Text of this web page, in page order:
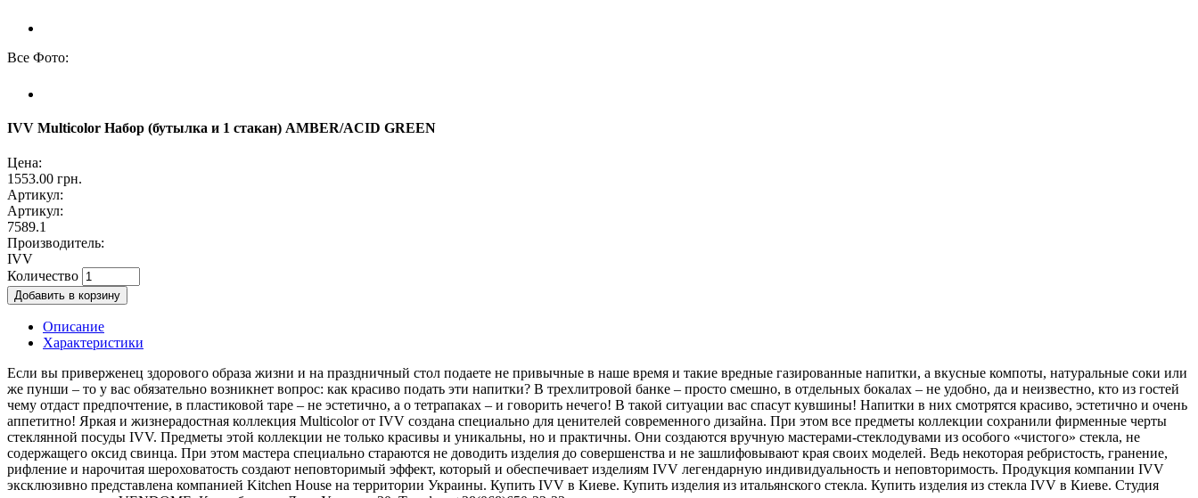
Все Фото:
IVV Multicolor Набор (бутылка и 1 стакан) AMBER/ACID GREEN
Цена:
1553.00 грн.
Артикул:
Артикул:
7589.1
Производитель:
IVV
Количество
Описание
Характеристики
Если вы приверженец здорового образа жизни и на праздничный стол подаете не привычные в наше время и такие вредные газированные напитки, а вкусные компоты, натуральные соки или
же пунши – то у вас обязательно возникнет вопрос: как красиво подать эти напитки? В трехлитровой банке – просто смешно, в отдельных бокалах – не удобно, да и неизвестно, кто из гостей
чему отдаст предпочтение, в пластиковой таре – не эстетично, а о тетрапаках – и говорить нечего! В такой ситуации вас спасут кувшины! Напитки в них смотрятся красиво, эстетично и очень
аппетитно! Яркая и жизнерадостная коллекция Multicolor от IVV создана специально для ценителей современного дизайна. При этом все предметы коллекции сохранили фирменные черты
стеклянной посуды IVV. Предметы этой коллекции не только красивы и уникальны, но и практичны. Они создаются вручную мастерами-стеклодувами из особого «чистого» стекла, не
содержащего оксид свинца. При этом мастера специально стараются не доводить изделия до совершенства и не зашлифовывают края своих моделей. Ведь некоторая ребристость, гранение,
рифление и нарочитая шероховатость создают неповторимый эффект, который и обеспечивает изделиям IVV легендарную индивидуальность и неповторимость. Продукция компании IVV
эксклюзивно представлена компанией Kitchen House на территории Украины. Купить IVV в Киеве. Купить изделия из итальянского стекла. Купить изделия из стекла IVV в Киеве. Студия